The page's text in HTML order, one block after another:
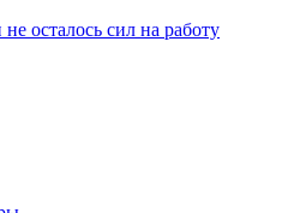
осталось сил на работу